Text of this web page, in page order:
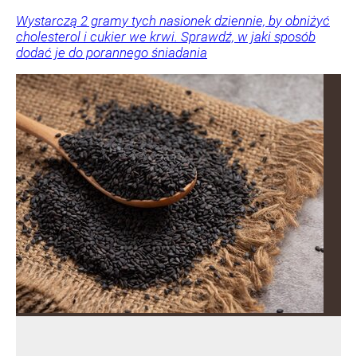
Wystarczą 2 gramy tych nasionek dziennie, by obniżyć
cholesterol i cukier we krwi. Sprawdź, w jaki sposób
dodać je do porannego śniadania